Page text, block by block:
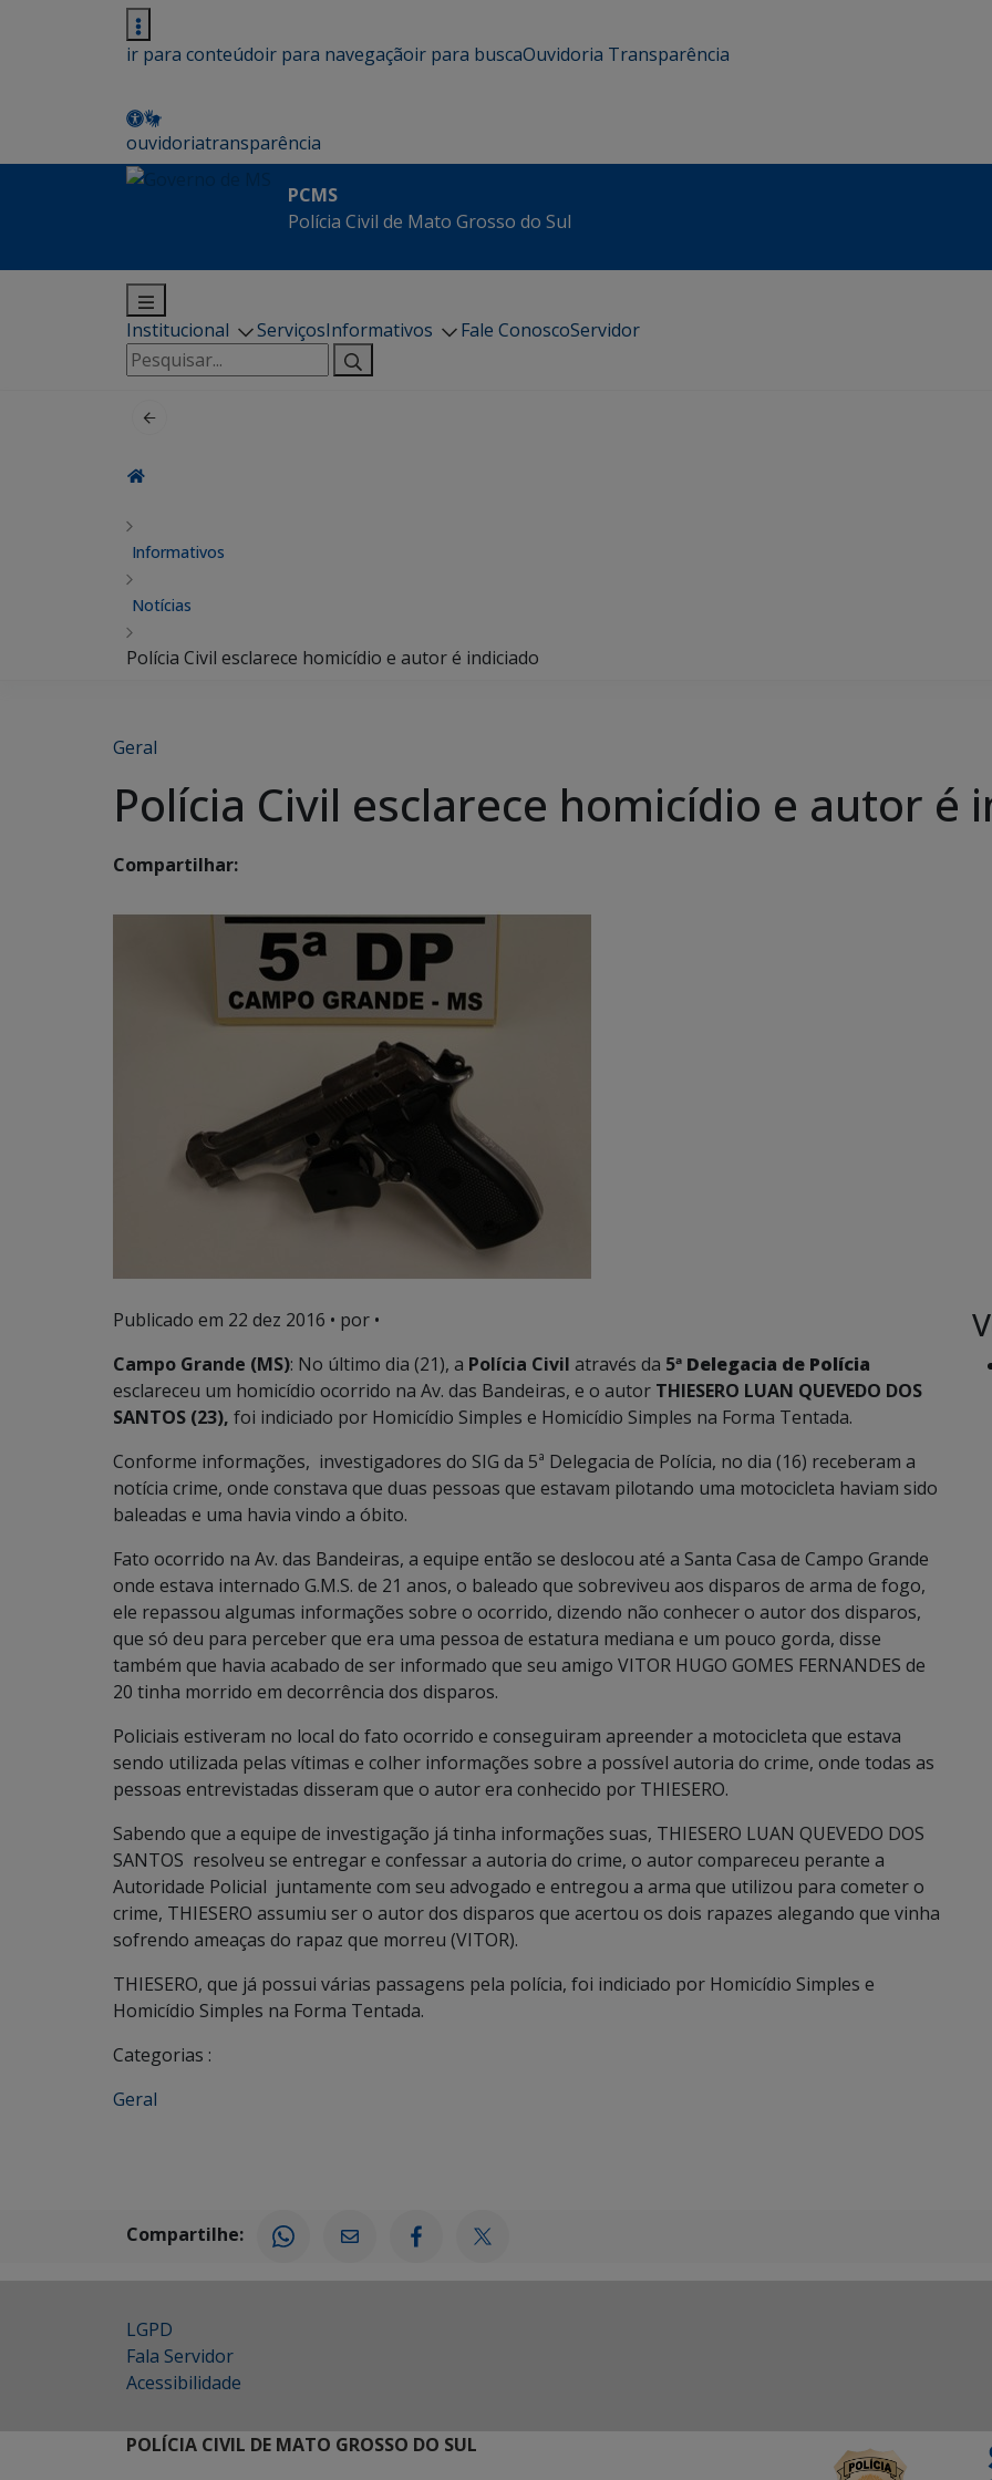
ir para conteúdoir para navegaçãoir para buscaOuvidoria Transparência
ouvidoriatransparência
PCMS
Polícia Civil de Mato Grosso do Sul
Institucional ServiçosInformativos Fale ConoscoServidor
Pesquisar
por:
Informativos
Notícias
Polícia Civil esclarece homicídio e autor é indiciado
Geral
Polícia Civil esclarece homicídio e autor é
Compartilhar:
Publicado em 22 dez 2016 • por •
Campo Grande (MS): No último dia (21), a Polícia Civil através da 5ª Delegacia de Polícia
esclareceu um homicídio ocorrido na Av. das Bandeiras, e o autor THIESERO LUAN QUEVEDO DOS
SANTOS (23), foi indiciado por Homicídio Simples e Homicídio Simples na Forma Tentada.
Conforme informações, investigadores do SIG da 5ª Delegacia de Polícia, no dia (16) receberam a
notícia crime, onde constava que duas pessoas que estavam pilotando uma motocicleta haviam sido
baleadas e uma havia vindo a óbito.
Fato ocorrido na Av. das Bandeiras, a equipe então se deslocou até a Santa Casa de Campo Grande
onde estava internado G.M.S. de 21 anos, o baleado que sobreviveu aos disparos de arma de fogo,
ele repassou algumas informações sobre o ocorrido, dizendo não conhecer o autor dos disparos,
que só deu para perceber que era uma pessoa de estatura mediana e um pouco gorda, disse
também que havia acabado de ser informado que seu amigo VITOR HUGO GOMES FERNANDES de
20 tinha morrido em decorrência dos disparos.
Policiais estiveram no local do fato ocorrido e conseguiram apreender a motocicleta que estava
sendo utilizada pelas vítimas e colher informações sobre a possível autoria do crime, onde todas as
pessoas entrevistadas disseram que o autor era conhecido por THIESERO.
Sabendo que a equipe de investigação já tinha informações suas, THIESERO LUAN QUEVEDO DOS
SANTOS resolveu se entregar e confessar a autoria do crime, o autor compareceu perante a
Autoridade Policial juntamente com seu advogado e entregou a arma que utilizou para cometer o
crime, THIESERO assumiu ser o autor dos disparos que acertou os dois rapazes alegando que vinha
sofrendo ameaças do rapaz que morreu (VITOR).
THIESERO, que já possui várias passagens pela polícia, foi indiciado por Homicídio Simples e
Homicídio Simples na Forma Tentada.
Categorias :
Geral
Compartilhe:
LGPD
Fala Servidor
Acessibilidade
POLÍCIA CIVIL DE MATO GROSSO DO SUL